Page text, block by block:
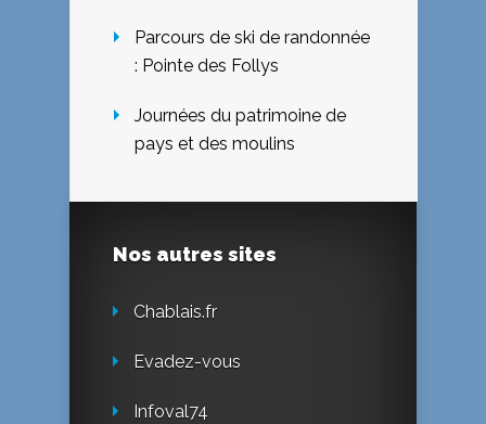
Parcours de ski de randonnée
: Pointe des Follys
Journées du patrimoine de
pays et des moulins
Nos autres sites
Chablais.fr
Evadez-vous
Infoval74